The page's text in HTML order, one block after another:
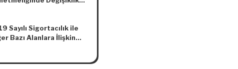
Sayılı Sigortacılık ile
Bazı Alanlara İlişkin
Yapılmasına Dair